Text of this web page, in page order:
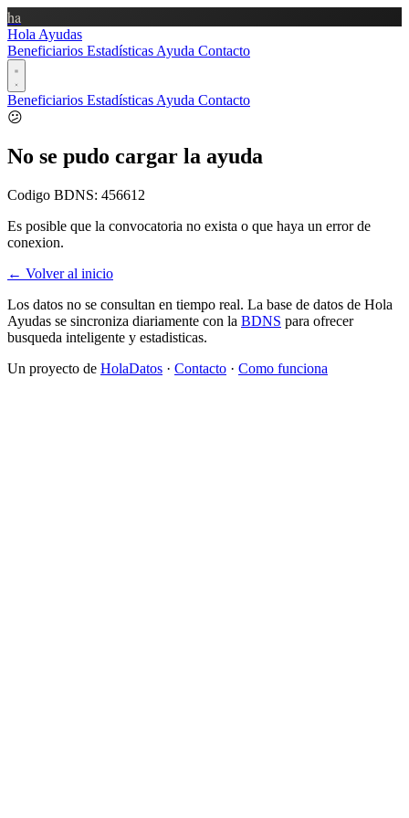
ha
Hola Ayudas
Beneficiarios Estadísticas Ayuda Contacto
Beneficiarios Estadísticas Ayuda Contacto
😕
No se pudo cargar la ayuda
Codigo BDNS: 456612
Es posible que la convocatoria no exista o que haya un error de
conexion.
← Volver al inicio
Los datos no se consultan en tiempo real. La base de datos de Hola
Ayudas se sincroniza diariamente con la BDNS para ofrecer
busqueda inteligente y estadisticas.
Un proyecto de HolaDatos · Contacto · Como funciona